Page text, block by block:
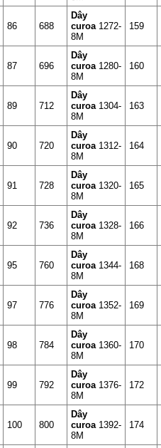
86 688
Dây
curoa 1272-
8M
159
87 696
Dây
curoa 1280-
8M
160
89 712
Dây
curoa 1304-
8M
163
90 720
Dây
curoa 1312-
8M
164
91 728
Dây
curoa 1320-
8M
165
92 736
Dây
curoa 1328-
8M
166
95 760
Dây
curoa 1344-
8M
168
97 776
Dây
curoa 1352-
8M
169
98 784
Dây
curoa 1360-
8M
170
99 792
Dây
curoa 1376-
8M
172
100 800
Dây
curoa 1392-
8M
174